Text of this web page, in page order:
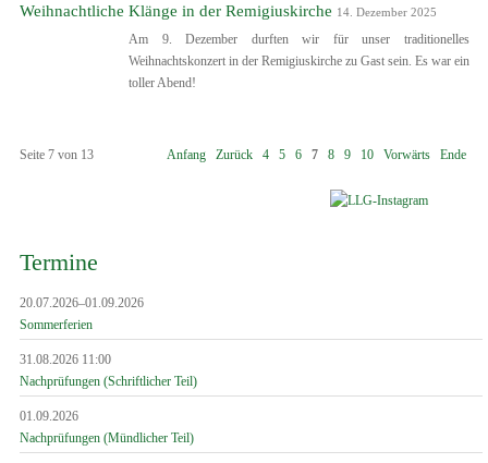
Weihnachtliche Klänge in der Remigiuskirche 14. Dezember 2025
Am 9. Dezember durften wir für unser traditionelles
Weihnachtskonzert in der Remigiuskirche zu Gast sein. Es war ein
toller Abend!
Seite 7 von 13 Anfang Zurück 4 5 6 7 8 9 10 Vorwärts Ende
Termine
20.07.2026–01.09.2026
Sommerferien
31.08.2026 11:00
Nachprüfungen (Schriftlicher Teil)
01.09.2026
Nachprüfungen (Mündlicher Teil)